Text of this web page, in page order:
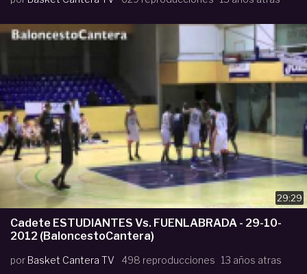
29:29
Cadete ESTUDIANTES Vs. FUENLABRADA - 29-10-
2012 (BaloncestoCantera)
por Basket Cantera TV 498 reproducciones 13 años atras